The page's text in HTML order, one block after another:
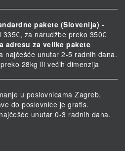
pakete (Slovenija) -
za narudžbe preko 350€
adresu za velike pakete
najčešće unutar 2-5 radnih dana.
28kg ili većih dimenzija
u poslovnicama Zagreb,
do poslovnice je gratis.
unutar 0-3 radnih dana.